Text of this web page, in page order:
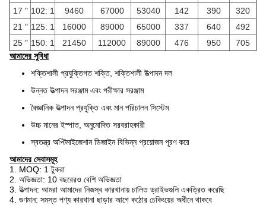
17 " 102: 1 9460 67000 53040 142 390
320
21 " 125: 1 16000 89000 65000 337 640
492
25 " 150: 1 21450 112000 89000 476 950
705
আমাদের সুবিধা
শক্তিশালী প্রযুক্তিগত শক্তি, শক্তিশালী উত্পাদন দল
উন্নত উত্পাদন সরঞ্জাম এবং পরীক্ষার সরঞ্জাম
বৈজ্ঞানিক উত্পাদন প্রযুক্তি এবং মান পরিচালন সিস্টেম
উচ্চ মানের ইস্পাত, অনুমোদিত সরবরাহকারী
স্বতন্ত্র অপ্টিমাইজেশান ডিজাইন বিভিন্ন প্রয়োজন পূরণ করে
আমাদের সেবাসমূহ
1. MOQ: 1 টুকরা
2. অভিজ্ঞতা: 10 বছরেরও বেশি অভিজ্ঞতা
3. উত্পাদন: আমরা আমাদের নিজস্ব কারখানায় চালিত ড্রাইভগুলি একত্রিত করেছি
4. গুণমান: সমস্ত পণ্য কারখানা ছাড়ার আগে কঠোর চেকিংয়ের অধীনে থাকবে